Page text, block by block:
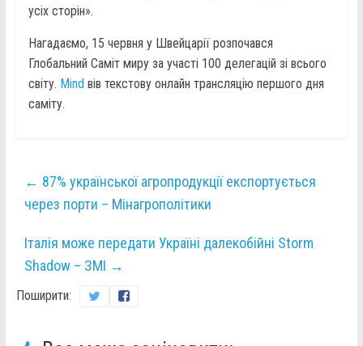
усіх сторін».
Нагадаємо, 15 червня у Швейцарії розпочався
Глобальний Саміт миру за участі 100 делегацій зі всього
світу. Mind вів текстову онлайн трансляцію першого дня
саміту.
← 87% української агропродукції експортується
через порти – Мінагрополітики
Італія може передати Україні далекобійні Storm
Shadow – ЗМІ →
Поширити: